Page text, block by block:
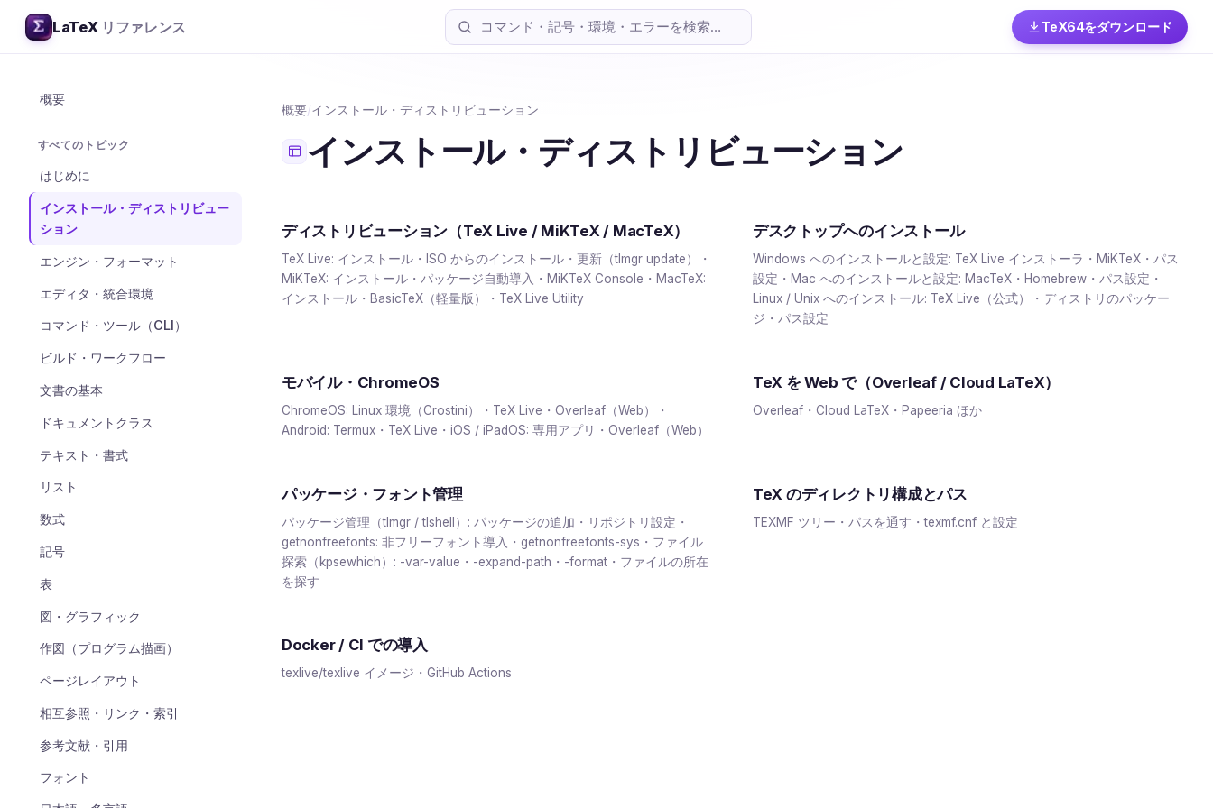
LaTeX リファレンス TeX64をダウンロード
概要
すべてのトピック
はじめに
インストール・ディストリビュー
ション
エンジン・フォーマット
エディタ・統合環境
コマンド・ツール（CLI）
ビルド・ワークフロー
文書の基本
ドキュメントクラス
テキスト・書式
リスト
数式
記号
表
図・グラフィック
作図（プログラム描画）
ページレイアウト
相互参照・リンク・索引
参考文献・引用
フォント
概要/インストール・ディストリビューション
インストール・ディストリビューション
ディストリビューション（TeX Live / MiKTeX / MacTeX）
TeX Live: インストール・ISO からのインストール・更新（tlmgr update）・
MiKTeX: インストール・パッケージ自動導入・MiKTeX Console・MacTeX:
インストール・BasicTeX（軽量版）・TeX Live Utility
デスクトップへのインストール
Windows へのインストールと設定: TeX Live インストーラ・MiKTeX・パス
設定・Mac へのインストールと設定: MacTeX・Homebrew・パス設定・
Linux / Unix へのインストール: TeX Live（公式）・ディストリのパッケー
ジ・パス設定
モバイル・ChromeOS
ChromeOS: Linux 環境（Crostini）・TeX Live・Overleaf（Web）・
Android: Termux・TeX Live・iOS / iPadOS: 専用アプリ・Overleaf（Web）
TeX を Web で（Overleaf / Cloud LaTeX）
Overleaf・Cloud LaTeX・Papeeria ほか
パッケージ・フォント管理
パッケージ管理（tlmgr / tlshell）: パッケージの追加・リポジトリ設定・
getnonfreefonts: 非フリーフォント導入・getnonfreefonts-sys・ファイル
探索（kpsewhich）: -var-value・-expand-path・-format・ファイルの所在
を探す
TeX のディレクトリ構成とパス
TEXMF ツリー・パスを通す・texmf.cnf と設定
Docker / CI での導入
texlive/texlive イメージ・GitHub Actions